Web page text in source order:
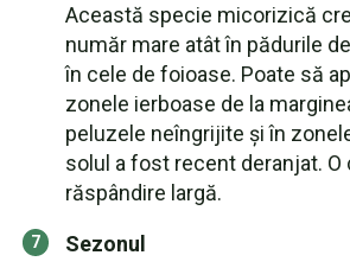
Această specie micorizică
număr mare atât în pădurile
în cele de foioase. Poate să
zonele ierboase de la
peluzele neîngrijite și în
solul a fost recent deranjat. O
răspândire largă.
Sezonul